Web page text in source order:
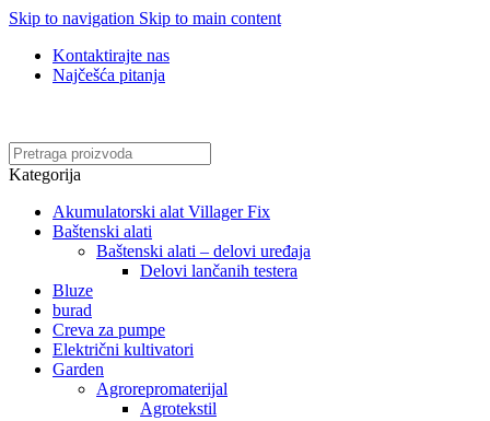
Skip to navigation Skip to main content
Kontaktirajte nas
Najčešća pitanja
Kategorija
Akumulatorski alat Villager Fix
Baštenski alati
Baštenski alati – delovi uređaja
Delovi lančanih testera
Bluze
burad
Creva za pumpe
Električni kultivatori
Garden
Agrorepromaterijal
Agrotekstil